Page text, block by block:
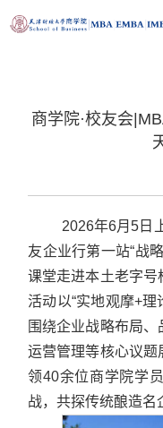
商学院·校友会
2026年6月5日
友企业行第一站“战
课堂走进本土老字
活动以“实地观摩+理
围绕企业战略布局
运营管理等核心议题
领40余位商学院学
战，共探传统酿造名